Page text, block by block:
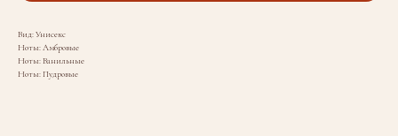
Вид: Унисекс
Ноты: Амбровые
Ноты: Ванильные
Ноты: Пудровые